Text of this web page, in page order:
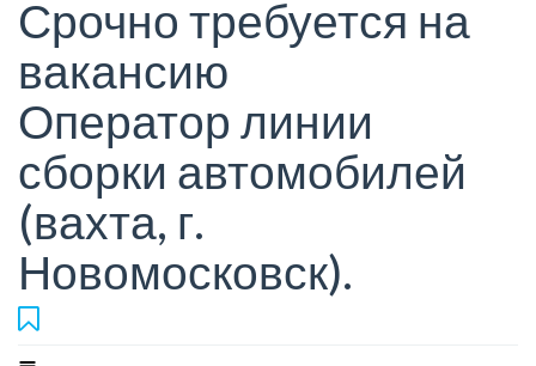
Срочно требуется на
вакансию
Оператор линии
сборки автомобилей
(вахта, г.
Новомосковск).